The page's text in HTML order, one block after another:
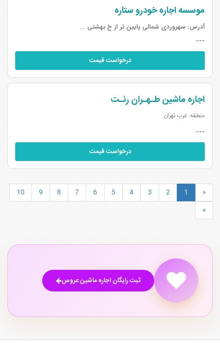
موسسه اجاره خودرو ستاره
آدرس: سهروردی شمالی پایین تر از خ بهشتی ...
---
درخواست قیمت
اجاره ماشین طـهـران رنـت
منطقه: غرب تهران
---
درخواست قیمت
«
1
2
3
4
5
6
7
8
9
10
»
ثبت رایگان اجاره ماشین عروس